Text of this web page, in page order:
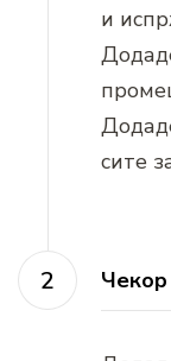
и
сите